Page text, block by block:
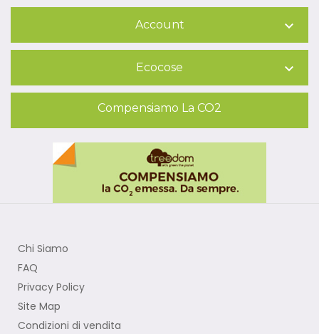
Account 
Ecocose 
Compensiamo La CO2
Chi Siamo
FAQ
Privacy Policy
Site Map
Condizioni di vendita